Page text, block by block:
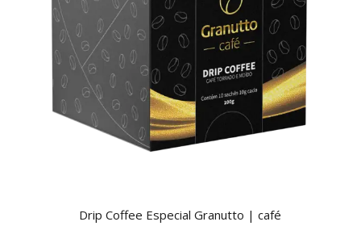
página
do
produto
Drip Coffee Especial Granutto | café